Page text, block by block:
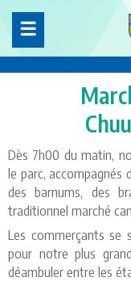
Dès 7h00 du matin,
le parc, accompagnés
des barnums, des
traditionnel marché
Les commerçants se
pour notre plus
déambuler entre les
Panneau de gestion des